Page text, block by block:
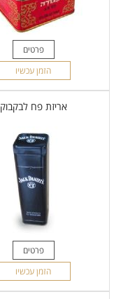
פרטים
הזמן עכשיו
אריזת פח לבקבוק
פרטים
הזמן עכשיו